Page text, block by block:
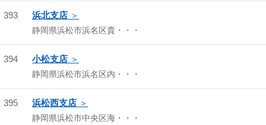
393 浜北支店
静岡県浜松市浜名区貴・・・
394 小松支店
静岡県浜松市浜名区内・・・
395 浜松西支店
静岡県浜松市中央区海・・・